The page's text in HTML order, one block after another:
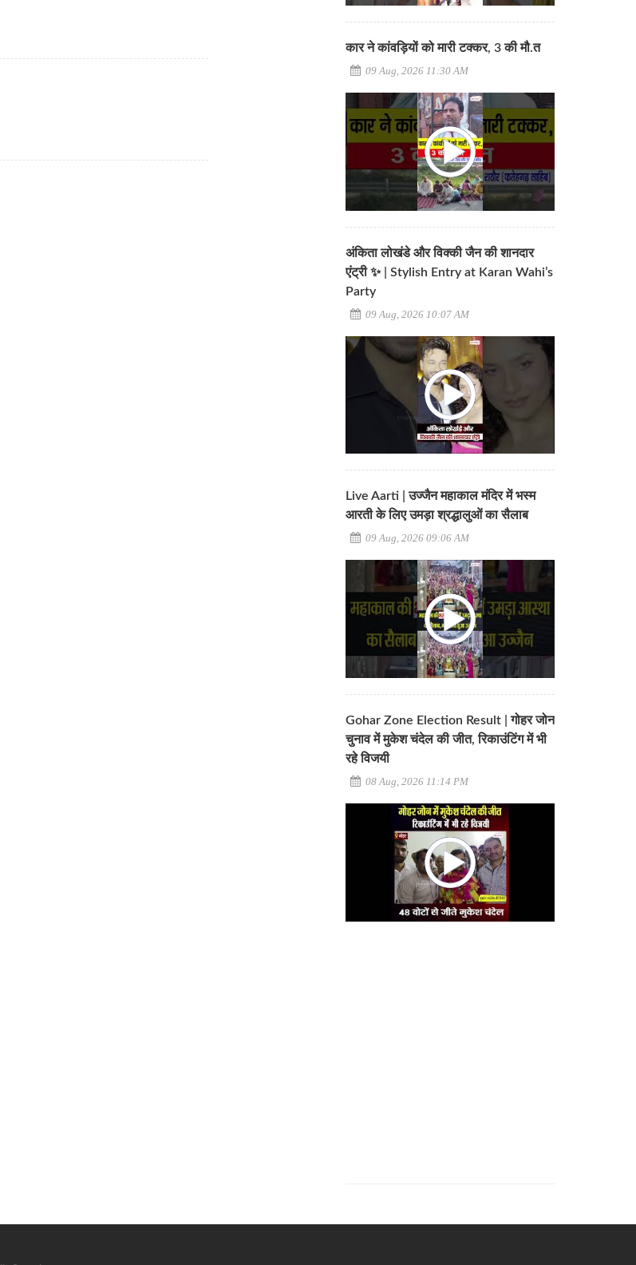
कार ने कांवड़ियों को मारी टक्कर, 3 की मौ.त
09 Aug, 2026 11:30 AM
अंकिता लोखंडे और विक्की जैन की शानदार
एंट्री ✨ | Stylish Entry at Karan Wahi’s
Party
09 Aug, 2026 10:07 AM
Live Aarti | उज्जैन महाकाल मंदिर में भस्म
आरती के लिए उमड़ा श्रद्धालुओं का सैलाब
09 Aug, 2026 09:06 AM
Gohar Zone Election Result | गोहर जोन
चुनाव में मुकेश चंदेल की जीत, रिकाउंटिंग में भी
रहे विजयी
08 Aug, 2026 11:14 PM